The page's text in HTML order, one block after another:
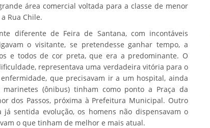
área comercial voltada para a classe de menor
Rua Chile.
diferente de Feira de Santana, com incontáveis
o visitante, se pretendesse ganhar tempo, a
e todos de cor preta, que era a predominante. O
representava uma verdadeira vitória para o
que precisavam ir a um hospital, ainda
(ônibus) tinham como ponto a Praça da
dos Passos, próxima à Prefeitura Municipal. Outro
sentida evolução, os homens não dispensavam o
o que tinham de melhor e mais atual.